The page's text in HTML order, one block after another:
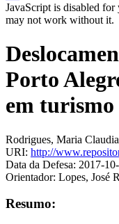
JavaScript is disabled
may not work without it.
Porto
em turismo
Rodrigues, Maria Claudia
URI: http://
Data da Defesa: 2017-
Orientador: Lopes, José
Resumo: